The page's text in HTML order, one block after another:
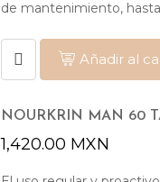
de mantenimiento,
Añadir al
NOURKRIN MAN 60
1,420.00 MXN